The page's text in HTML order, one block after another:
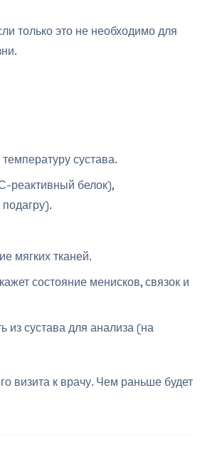
только это не необходимо для
сустава.
реактивный белок),
мягких тканей.
состояние менисков, связок и
из сустава для анализа (на
визита к врачу. Чем раньше будет